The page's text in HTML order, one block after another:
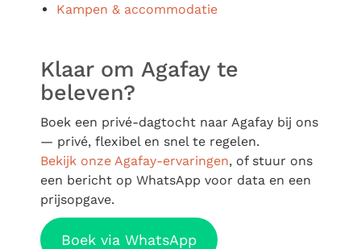
Kampen & accommodatie
Klaar om Agafay te
beleven?
Boek een privé-dagtocht naar Agafay bij ons
— privé, flexibel en snel te regelen.
Bekijk onze Agafay-ervaringen, of stuur ons
een bericht op WhatsApp voor data en een
prijsopgave.
Boek via WhatsApp